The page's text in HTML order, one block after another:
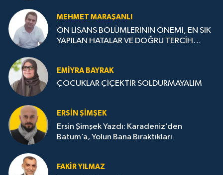
MEHMET MARAŞANLI
ÖN LİSANS BÖLÜMLERİNİN ÖNEMİ, EN SIK
YAPILAN HATALAR VE DOĞRU TERCİH
EMIYRA BAYRAK
ÇOCUKLAR ÇİÇEKTİR SOLDURMAYALIM
ERSIN ŞIMŞEK
Ersin Şimşek Yazdı: Karadeniz’den
Batum’a, Yolun Bana Bıraktıkları
FAKIR YILMAZ